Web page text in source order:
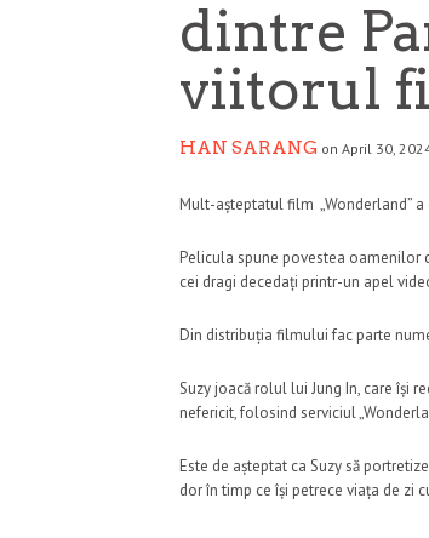
dintre
viitorul
HAN SARANG on April 30,
Mult-așteptatul film „Wonderland”
Pelicula spune povestea oamenilor
cei dragi decedați printr-un apel
Din distribuția filmului fac parte
Suzy joacă rolul lui Jung In, care își
nefericit, folosind serviciul
Este de așteptat ca Suzy să
dor în timp ce își petrece viața de zi